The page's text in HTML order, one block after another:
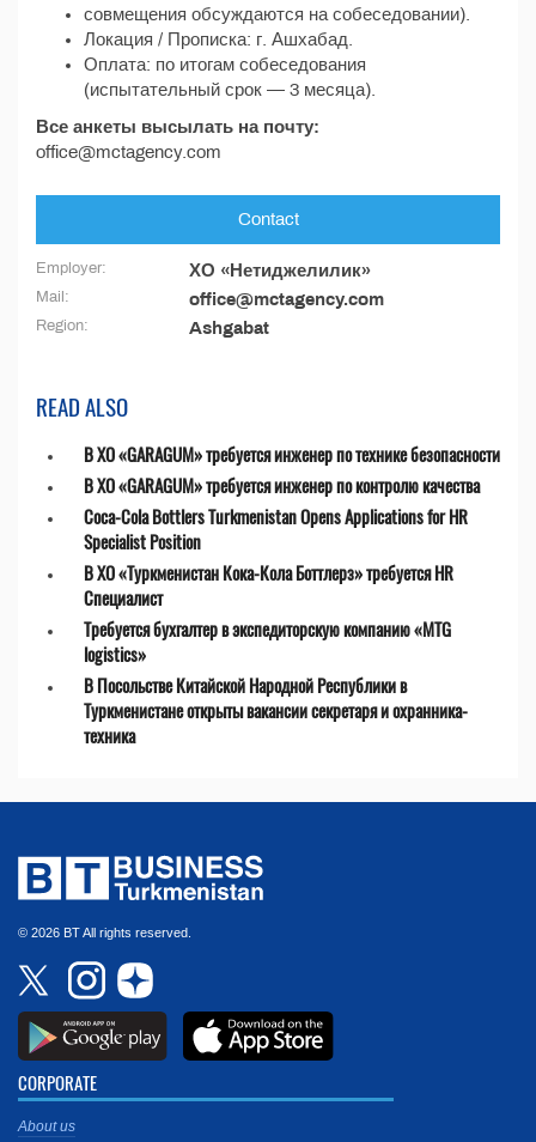
совмещения обсуждаются на собеседовании).
Локация / Прописка: г. Ашхабад.
Оплата: по итогам собеседования
(испытательный срок — 3 месяца).
Все анкеты высылать на почту:
office@mctagency.com
Contact
Employer: ХО «Нетиджелилик»
Mail: office@mctagency.com
Region: Ashgabat
READ ALSO
В ХО «GARAGUM» требуется инженер по технике безопасности
В ХО «GARAGUM» требуется инженер по контролю качества
Coca-Cola Bottlers Turkmenistan Opens Applications for HR
Specialist Position
В ХО «Туркменистан Кока-Кола Боттлерз» требуется HR
Специалист
Требуется бухгалтер в экспедиторскую компанию «MTG
logistics»
В Посольстве Китайской Народной Республики в
Туркменистане открыты вакансии секретаря и охранника-
техника
© 2026 BT All rights reserved.
CORPORATE
About us